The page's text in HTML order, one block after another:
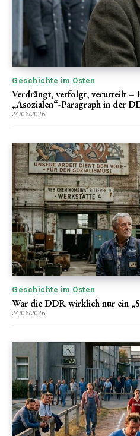
Geschichte im Osten
Verdrängt, verfolgt, verurteilt –
„Asozialen“-Paragraph in der
24/06/2026
Geschichte im Osten
War die DDR wirklich nur ein
24/06/2026